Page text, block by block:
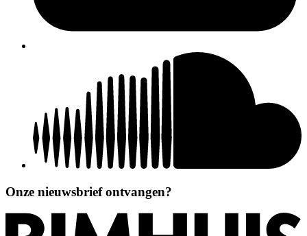
Onze nieuwsbrief ontvangen?